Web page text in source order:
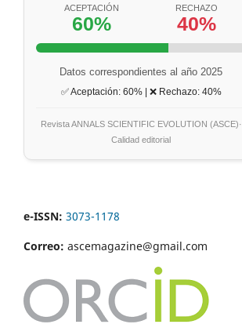
ACEPTACIÓN
60%
RECHAZO
40%
Datos correspondientes al año 2025
✅ Aceptación: 60% | ❌ Rechazo: 40%
Revista ANNALS SCIENTIFIC EVOLUTION (ASCE)·
Calidad editorial
e-ISSN: 3073-1178
Correo: ascemagazine@gmail.com